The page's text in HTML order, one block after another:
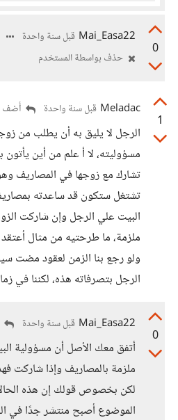
0
Mai_Easa22 قبل سنة واحدة
حذف بواسطة المستخدم
1
Meladac قبل سنة واحدة أضف
الرجل لا يليق به أن يطلب من
مسؤوليته، لا أ علم من أين
تشارك مع زوجها في المصاريف
تشتغل ستكون قد ساعدته
البيت علي الرجل وإن شاركت
ملزمة، ما طرحتيه من مثال
ولو رجع بنا الزمن لعقود مضت
الرجل بتصرفاته هذه، لكننا في
0
Mai_Easa22 قبل سنة واحدة
أتفق معك الأصل أن مسؤولية
ملزمة بالمصاريف وإذا شاركت
لكن بخصوص قولك إن هذه
الموضوع أصبح منتشر جدًا في